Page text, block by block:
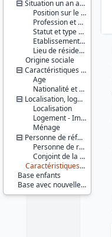
Situation un an auparavant
Position sur le marché du travail
Profession et employeur principaux
Statut et type de contrat
Etablissement employeur
Lieu de résidence
Origine sociale
Caractéristiques personnelles
Age
Nationalité et pays de naissance
Localisation, logement, ménage
Localisation
Logement - Immeuble
Ménage
Personne de référence du ménage et conjoint de la personne de référence
Personne de référence du ménage
Conjoint de la personne de référence du ménage
Caractéristiques d'enquête
Base enfants
Base avec nouvelle pondération
Couverture
géographique :
France
métropolitaine
Producteur :
INSEE
Diffuseur :
Progedo-
Adisp